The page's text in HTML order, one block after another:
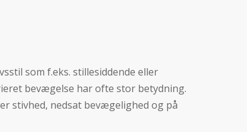
som f.eks. stillesiddende eller
bevægelse har ofte stor betydning.
stivhed, nedsat bevægelighed og på